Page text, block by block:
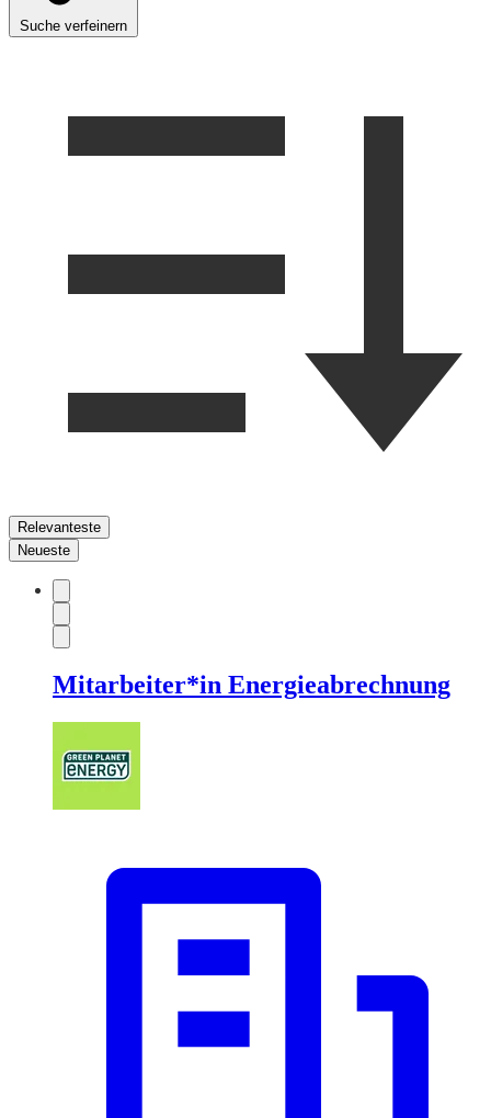
Suche verfeinern
Relevanteste
Neueste
Mitarbeiter*in Energieabrechnung